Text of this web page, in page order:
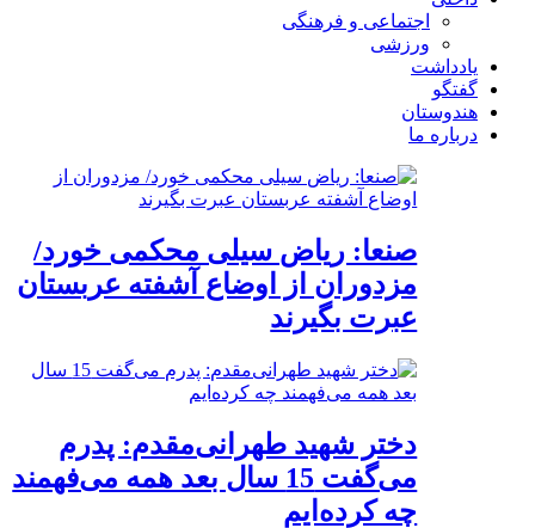
اجتماعی و فرهنگی
ورزشی
یادداشت
گفتگو
هندوستان
درباره ما
صنعا: ریاض سیلی محکمی خورد/
مزدوران از اوضاع آشفته عربستان
عبرت بگیرند
دختر شهید طهرانی‌مقدم: پدرم
می‌گفت 15 سال بعد همه می‌فهمند
چه کرده‌ایم